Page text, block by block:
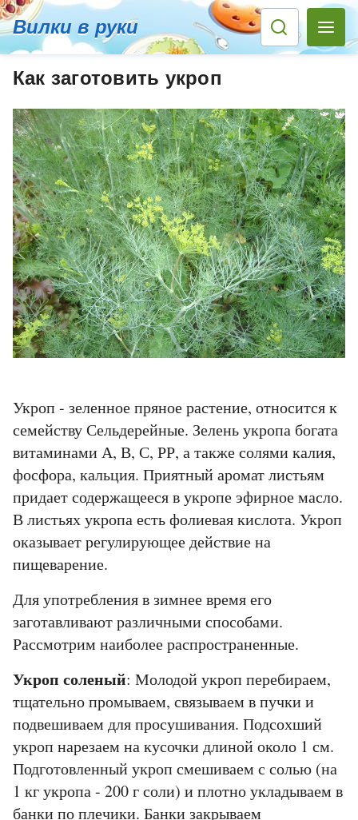
Вилки в руки
Как заготовить укроп
Укроп - зеленное пряное растение, относится к
семейству Сельдерейные. Зелень укропа богата
витаминами А, В, С, РР, а также солями калия,
фосфора, кальция. Приятный аромат листьям
придает содержащееся в укропе эфирное масло.
В листьях укропа есть фолиевая кислота. Укроп
оказывает регулирующее действие на
пищеварение.
Для употребления в зимнее время его
заготавливают различными способами.
Рассмотрим наиболее распространенные.
Укроп соленый: Молодой укроп перебираем,
тщательно промываем, связываем в пучки и
подвешиваем для просушивания. Подсохший
укроп нарезаем на кусочки длиной около 1 см.
Подготовленный укроп смешиваем с солью (на
1 кг укропа - 200 г соли) и плотно укладываем в
банки по плечики. Банки закрываем